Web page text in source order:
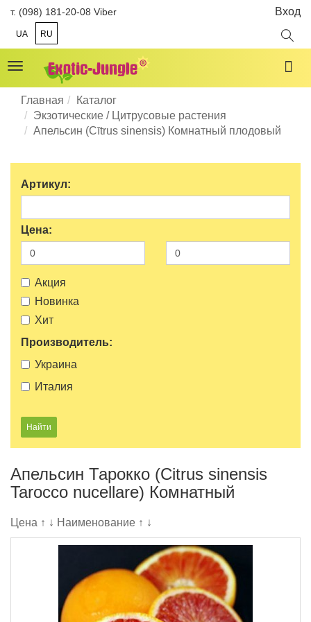
т. (098) 181-20-08 Viber
UA RU
Вход
Toggle
navigation
Главная
Каталог
Экзотические / Цитрусовые растения
Апельсин (Cītrus sinensis) Комнатный плодовый
Артикул:
Цена:
Акция
Новинка
Хит
Производитель:
Украина
Италия
Апельсин Тарокко (Citrus sinensis
Tarocco nucellare) Комнатный
Цена ↑ ↓ Наименование ↑ ↓